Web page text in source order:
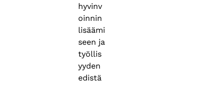
hyvinv
oinnin
lisäämi
seen ja
työllis
yyden
edistä